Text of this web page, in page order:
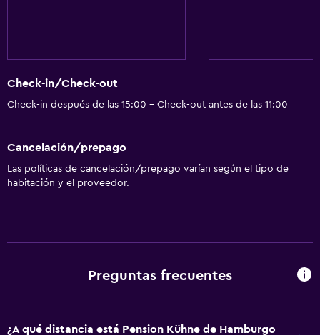
Check-in/Check-out
Check-in después de las 15:00 - Check-out antes de las 11:00
Cancelación/prepago
Las políticas de cancelación/prepago varían según el tipo de
habitación y el proveedor.
Preguntas frecuentes
¿A qué distancia está Pension Kühne de Hamburgo